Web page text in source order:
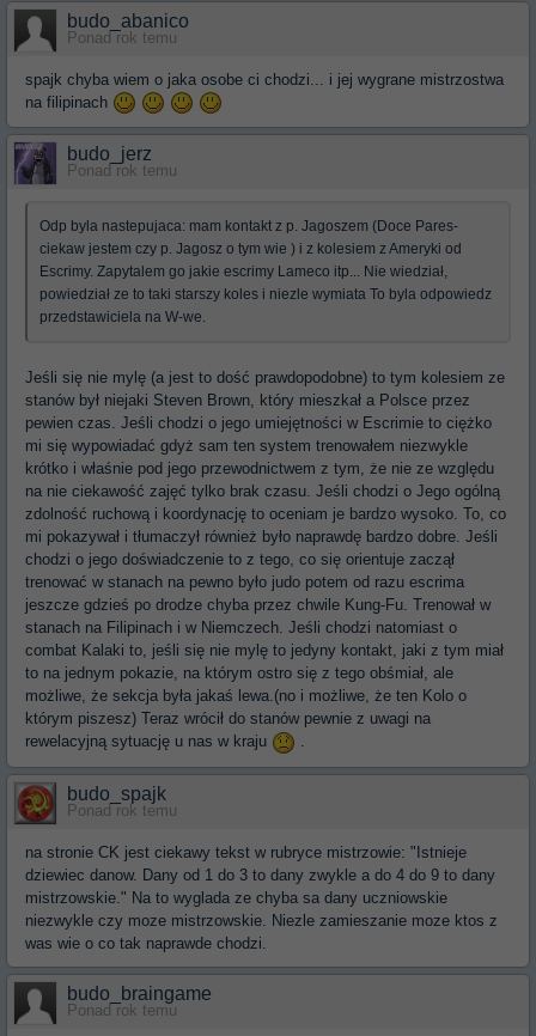
budo_abanico
Ponad rok temu
spajk chyba wiem o jaka osobe ci chodzi... i jej wygrane mistrzostwa
na filipinach
budo_jerz
Ponad rok temu
Odp byla nastepujaca: mam kontakt z p. Jagoszem (Doce Pares-
ciekaw jestem czy p. Jagosz o tym wie ) i z kolesiem z Ameryki od
Escrimy. Zapytalem go jakie escrimy Lameco itp... Nie wiedział,
powiedział ze to taki starszy koles i niezle wymiata To byla odpowiedz
przedstawiciela na W-we.
Jeśli się nie mylę (a jest to dość prawdopodobne) to tym kolesiem ze
stanów był niejaki Steven Brown, który mieszkał a Polsce przez
pewien czas. Jeśli chodzi o jego umiejętności w Escrimie to ciężko
mi się wypowiadać gdyż sam ten system trenowałem niezwykle
krótko i właśnie pod jego przewodnictwem z tym, że nie ze względu
na nie ciekawość zajęć tylko brak czasu. Jeśli chodzi o Jego ogólną
zdolność ruchową i koordynację to oceniam je bardzo wysoko. To, co
mi pokazywał i tłumaczył również było naprawdę bardzo dobre. Jeśli
chodzi o jego doświadczenie to z tego, co się orientuje zaczął
trenować w stanach na pewno było judo potem od razu escrima
jeszcze gdzieś po drodze chyba przez chwile Kung-Fu. Trenował w
stanach na Filipinach i w Niemczech. Jeśli chodzi natomiast o
combat Kalaki to, jeśli się nie mylę to jedyny kontakt, jaki z tym miał
to na jednym pokazie, na którym ostro się z tego obśmiał, ale
możliwe, że sekcja była jakaś lewa.(no i możliwe, że ten Kolo o
którym piszesz) Teraz wrócił do stanów pewnie z uwagi na
rewelacyjną sytuację u nas w kraju
.
budo_spajk
Ponad rok temu
na stronie CK jest ciekawy tekst w rubryce mistrzowie: "Istnieje
dziewiec danow. Dany od 1 do 3 to dany zwykle a do 4 do 9 to dany
mistrzowskie." Na to wyglada ze chyba sa dany uczniowskie
niezwykle czy moze mistrzowskie. Niezle zamieszanie moze ktos z
was wie o co tak naprawde chodzi.
budo_braingame
Ponad rok temu